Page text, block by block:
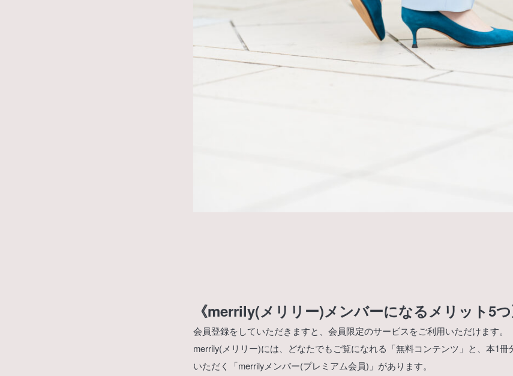
《merrily(メリリー)メンバーになるメリット5つ
会員登録をしていただきますと、会員限定のサービスをご利用いただけます。
merrily(メリリー)には、どなたでもご覧になれる「無料コンテンツ」と、本1冊
いただく「merrilyメンバー(プレミアム会員)」があります。